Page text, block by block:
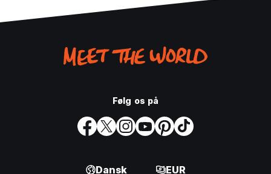
Følg os på
Dansk EUR